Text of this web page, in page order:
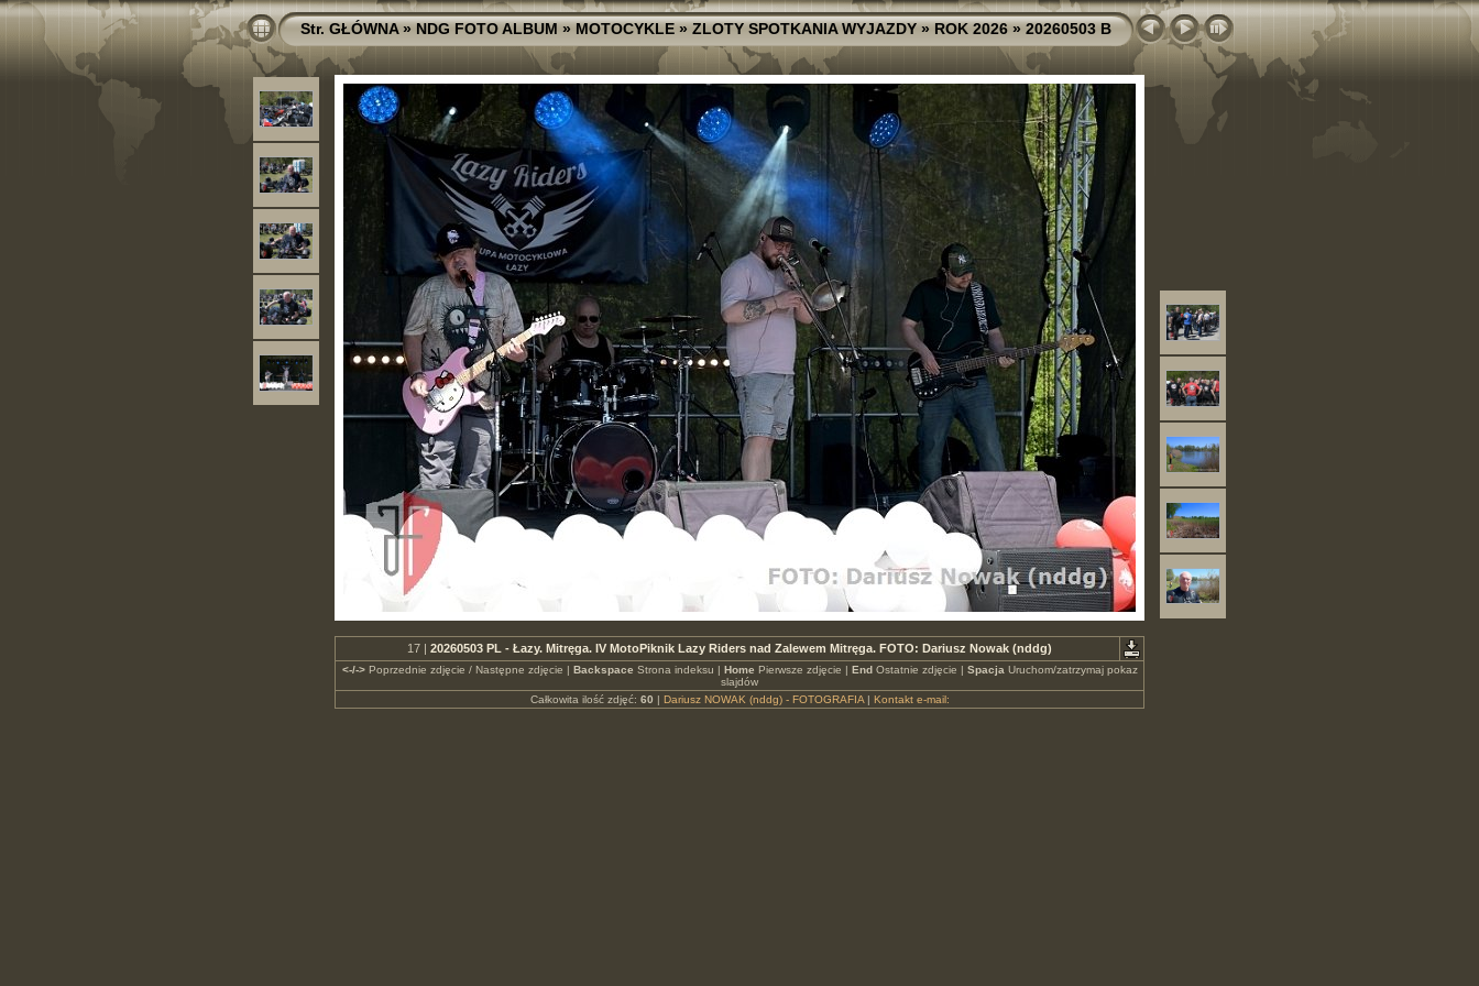
Str. GŁÓWNA»NDG FOTO ALBUM»MOTOCYKLE»ZLOTY SPOTKANIA WYJAZDY»ROK 2026»20260503 B
17 | 20260503 PL - Łazy. Mitręga. IV MotoPiknik Lazy Riders nad Zalewem Mitręga. FOTO: Dariusz Nowak (nddg)
<-/->Poprzednie zdjęcie / Następne zdjęcie | Backspace Strona indeksu | Home Pierwsze zdjęcie | EndOstatnie zdjęcie | Spacja Uruchom/zatrzymaj pokaz
slajdów
Całkowita ilość zdjęć: 60 | Dariusz NOWAK (nddg) - FOTOGRAFIA| Kontakt e-mail: